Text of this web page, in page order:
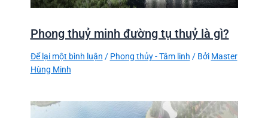
Phong thuỷ minh đường tụ thuỷ là gì?
Để lại một bình luận / Phong thủy - Tâm linh / Bởi Master
Hùng Minh